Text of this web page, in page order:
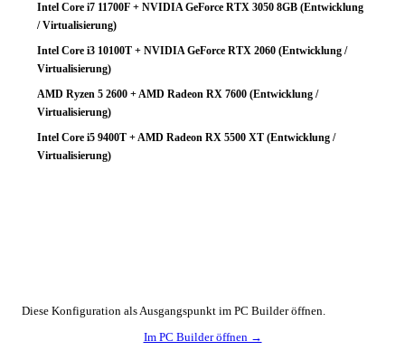
Intel Core i7 11700F + NVIDIA GeForce RTX 3050 8GB (Entwicklung
/ Virtualisierung)
Intel Core i3 10100T + NVIDIA GeForce RTX 2060 (Entwicklung /
Virtualisierung)
AMD Ryzen 5 2600 + AMD Radeon RX 7600 (Entwicklung /
Virtualisierung)
Intel Core i5 9400T + AMD Radeon RX 5500 XT (Entwicklung /
Virtualisierung)
Diese Konfiguration als Ausgangspunkt im PC Builder öffnen.
Im PC Builder öffnen →